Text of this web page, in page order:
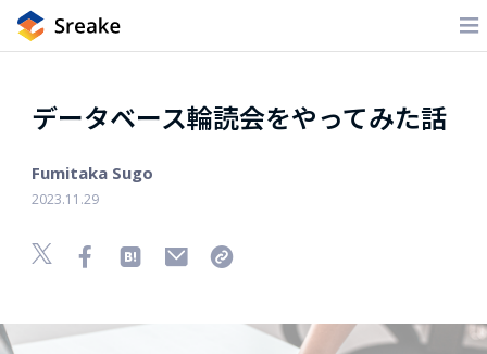
データベース輪読会をやってみた話
Fumitaka Sugo
2023.11.29